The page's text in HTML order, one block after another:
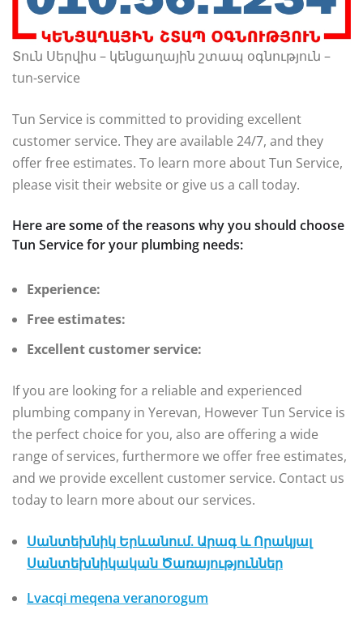
Տուն Սերվիս – կենցաղային շտապ օգնություն –
tun-service
Tun Service is committed to providing excellent
customer service. They are available 24/7, and they
offer free estimates. To learn more about Tun Service,
please visit their website or give us a call today.
Here are some of the reasons why you should choose
Tun Service for your plumbing needs:
Experience:
Free estimates:
Excellent customer service:
If you are looking for a reliable and experienced
plumbing company in Yerevan, However Tun Service is
the perfect choice for you, also are offering a wide
range of services, furthermore we offer free estimates,
and we provide excellent customer service. Contact us
today to learn more about our services.
Սանտեխնիկ Երևանում. Արագ և Որակյալ
Սանտեխնիկական Ծառայություններ
Lvacqi meqena veranorogum